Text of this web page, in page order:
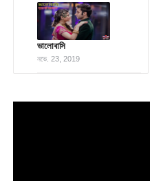
ভালোবাসি
নভে. 23, 2019